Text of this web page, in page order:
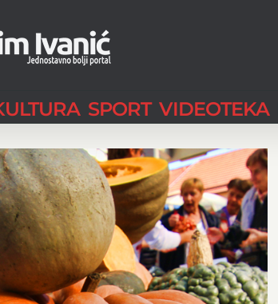
SPORT VIDEOTEKA